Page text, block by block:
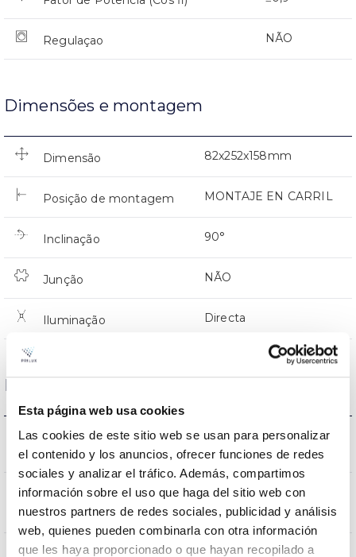
Esta página web usa cookies
Las cookies de este sitio web se usan para personalizar
el contenido y los anuncios, ofrecer funciones de redes
sociales y analizar el tráfico. Además, compartimos
información sobre el uso que haga del sitio web con
nuestros partners de redes sociales, publicidad y análisis
web, quienes pueden combinarla con otra información
que les haya proporcionado o que hayan recopilado a
Regulaçao NÃO
Dimensões e montagem
Dimensão 82x252x158mm
Posição de montagem MONTAJE EN CARRIL
Inclinação 90°
Junção NÃO
Iluminação Directa
Dados ópticos
2700K-3000K-
4000K
CRI Índice de repr.
cromática
20-60